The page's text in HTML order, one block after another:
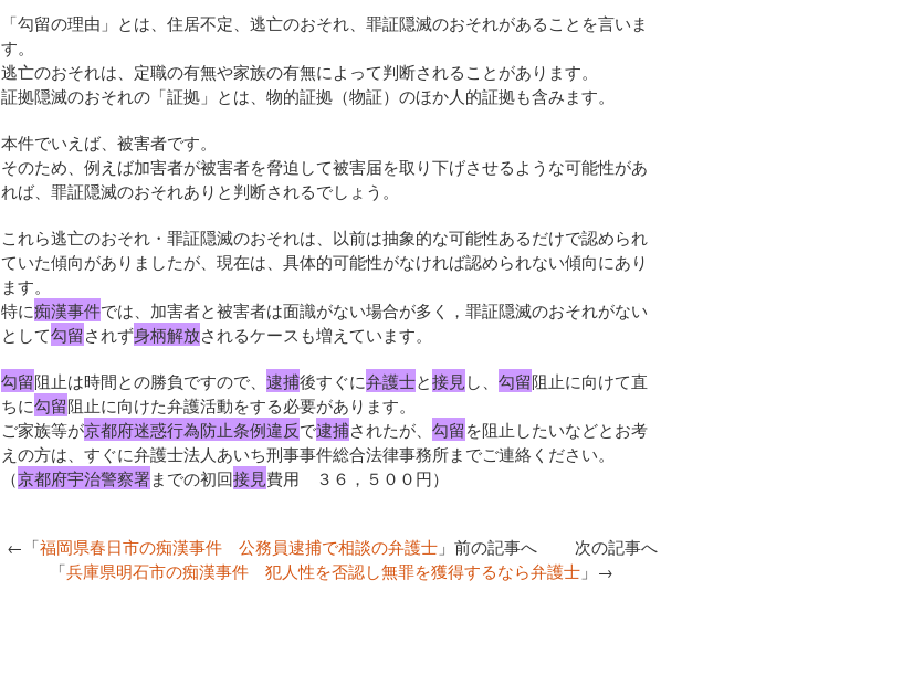
「勾留の理由」とは、住居不定、逃亡のおそれ、罪証隠滅のおそれがあることを言いま
す。
逃亡のおそれは、定職の有無や家族の有無によって判断されることがあります。
証拠隠滅のおそれの「証拠」とは、物的証拠（物証）のほか人的証拠も含みます。
本件でいえば、被害者です。
そのため、例えば加害者が被害者を脅迫して被害届を取り下げさせるような可能性があ
れば、罪証隠滅のおそれありと判断されるでしょう。
これら逃亡のおそれ・罪証隠滅のおそれは、以前は抽象的な可能性あるだけで認められ
ていた傾向がありましたが、現在は、具体的可能性がなければ認められない傾向にあり
ます。
特に痴漢事件では、加害者と被害者は面識がない場合が多く，罪証隠滅のおそれがない
として勾留されず身柄解放されるケースも増えています。
勾留阻止は時間との勝負ですので、 逮捕後すぐに弁護士と接見し、 勾留阻止に向けて直
ちに勾留阻止に向けた弁護活動をする必要があります。
ご家族等が京都府迷惑行為防止条例違反で逮捕されたが、 勾留を阻止したいなどとお考
えの方は、すぐに弁護士法人あいち刑事事件総合法律事務所までご連絡ください。
（京都府宇治警察署までの初回接見費用 ３６，５００円）
←「福岡県春日市の痴漢事件 公務員逮捕で相談の弁護士」前の記事へ 次の記事へ
「兵庫県明石市の痴漢事件 犯人性を否認し無罪を獲得するなら弁護士 」→